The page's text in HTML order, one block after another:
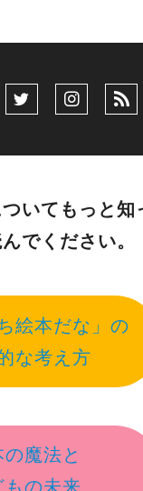
いてもっと知
でください。
絵本だな」の
な考え方
魔法と